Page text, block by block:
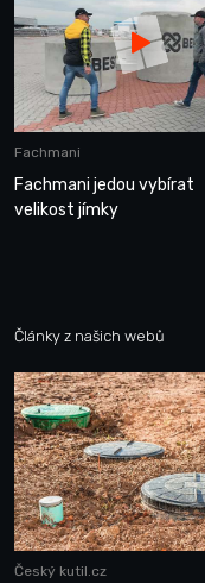
Fachmani
Fachmani jedou vybírat
velikost jímky
Články z našich webů
Český kutil.cz